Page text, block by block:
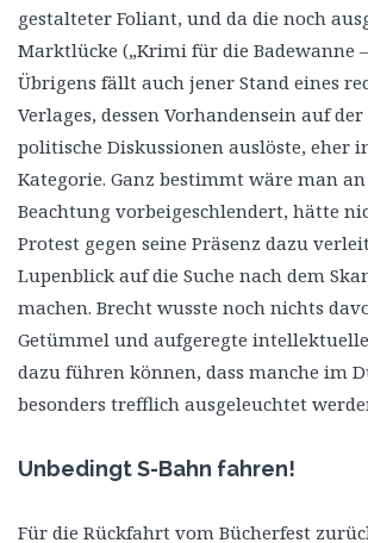
gestalteter Foliant, und da die noch
Marktlücke („Krimi für die Badewanne
Übrigens fällt auch jener Stand eines
Verlages, dessen Vorhandensein auf
politische Diskussionen auslöste, eher
Kategorie. Ganz bestimmt wäre man
Beachtung vorbeigeschlendert, hätte
Protest gegen seine Präsenz dazu
Lupenblick auf die Suche nach dem
machen. Brecht wusste noch nichts
Getümmel und aufgeregte
dazu führen können, dass manche im
besonders trefflich ausgeleuchtet
Unbedingt S-Bahn fahren!
Für die Rückfahrt vom Bücherfest